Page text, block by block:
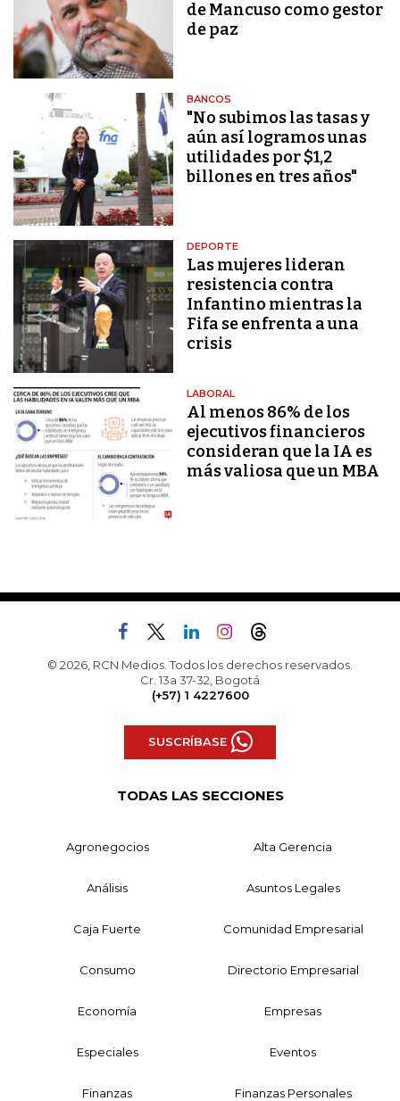
de Mancuso como gestor
de paz
BANCOS
"No subimos las tasas y
aún así logramos unas
utilidades por $1,2
billones en tres años"
DEPORTE
Las mujeres lideran
resistencia contra
Infantino mientras la
Fifa se enfrenta a una
crisis
LABORAL
Al menos 86% de los
ejecutivos financieros
consideran que la IA es
más valiosa que un MBA
© 2026, RCN Medios. Todos los derechos reservados.
Cr. 13a 37-32, Bogotá
(+57) 1 4227600
SUSCRÍBASE
TODAS LAS SECCIONES
Agronegocios Alta Gerencia
Análisis Asuntos Legales
Caja Fuerte Comunidad Empresarial
Consumo Directorio Empresarial
Economía Empresas
Especiales Eventos
Finanzas Finanzas Personales